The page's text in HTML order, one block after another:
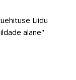
Liidu
alane"